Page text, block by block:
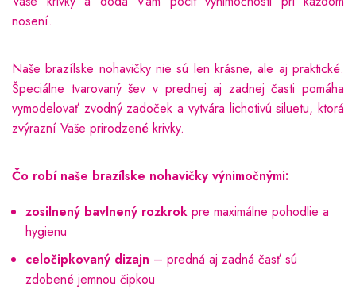
nosení.
Naše brazílske nohavičky nie sú len krásne, ale aj praktické.
Špeciálne tvarovaný šev v prednej aj zadnej časti pomáha
vymodelovať zvodný zadoček a vytvára lichotivú siluetu, ktorá
zvýrazní Vaše prirodzené krivky.
Čo robí naše brazílske nohavičky výnimočnými:
zosilnený bavlnený rozkrok pre maximálne pohodlie a
hygienu
celočipkovaný dizajn – predná aj zadná časť sú
zdobené jemnou čipkou